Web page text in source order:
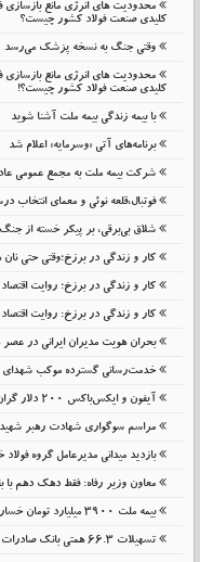
محدودیت های انرژی مانع بازسازی
کلیدی صنعت فولاد کشور چیست؟
وقتی جنگ به نسخه پزشک می‌رسد
محدودیت های انرژی مانع بازسازی
کلیدی صنعت فولاد کشور چیست؟!
با بیمه زندگی بیمه ملت آشنا شوید
برنامه‌های آتی «وسرمایه» اعلام شد
شرکت بیمه ملت به مجمع عمومی
فوتبال،قلعه نوئی و معمای انتخاب
شلاق‌ بی‌برقی، بر پیکر خسته‌ از جنگ
کار و زندگی در برزخ؛وقتی حتی
کار و زندگی در برزخ؛ روایت اقتصاد
کار و زندگی در برزخ: روایت اقتصاد
بحران هویت مدیران ایرانی در
خدمت‌رسانی گسترده موکب شهدای
آیفون و ایکس‌باکس ۲۰۰ دلار گران شد؛بیشتر از حقوق یک ماه اکثر ایرانی ها
مراسم سوگواری شهادت رهبر شهید
بازدید میدانی مدیرعامل گروه
معاون وزیر رفاه: فقط دهک دهم با
بیمه ملت 3900 میلیارد تومان خسارت پرداخت کرد
تسهیلات 66.3 همتی بانک صادرات